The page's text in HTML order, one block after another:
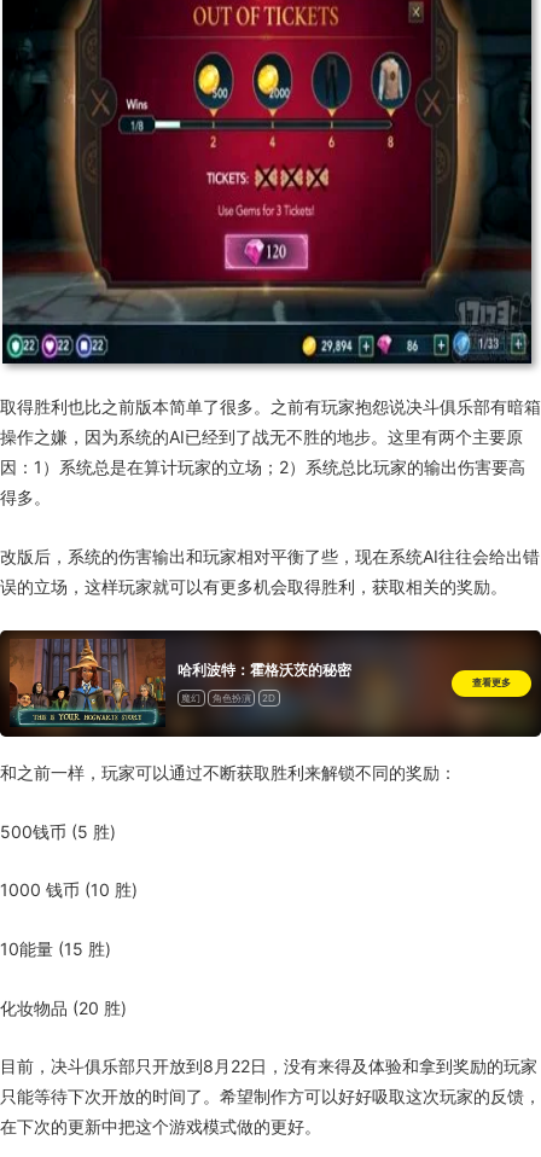
取得胜利也比之前版本简单了很多。之前有玩家抱怨说决斗俱乐部有暗箱
操作之嫌，因为系统的AI已经到了战无不胜的地步。这里有两个主要原
因：1）系统总是在算计玩家的立场；2）系统总比玩家的输出伤害要高
得多。
改版后，系统的伤害输出和玩家相对平衡了些，现在系统AI往往会给出错
误的立场，这样玩家就可以有更多机会取得胜利，获取相关的奖励。
哈利波特：霍格沃茨的秘密
魔幻 角色扮演 2D
查看更多
和之前一样，玩家可以通过不断获取胜利来解锁不同的奖励：
500钱币 (5 胜)
1000 钱币 (10 胜)
10能量 (15 胜)
化妆物品 (20 胜)
目前，决斗俱乐部只开放到8月22日，没有来得及体验和拿到奖励的玩家
只能等待下次开放的时间了。希望制作方可以好好吸取这次玩家的反馈，
在下次的更新中把这个游戏模式做的更好。